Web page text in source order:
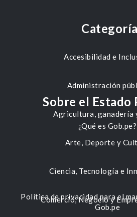
Accesibilidad e
Administración
Agricultura, ganadería
Arte, Deporte y
Ciencia, Tecnología e
Comercio, Negocio y
Sobre el Estado
¿Qué es Gob.pe?
Política de privacidad para el
Gob.pe